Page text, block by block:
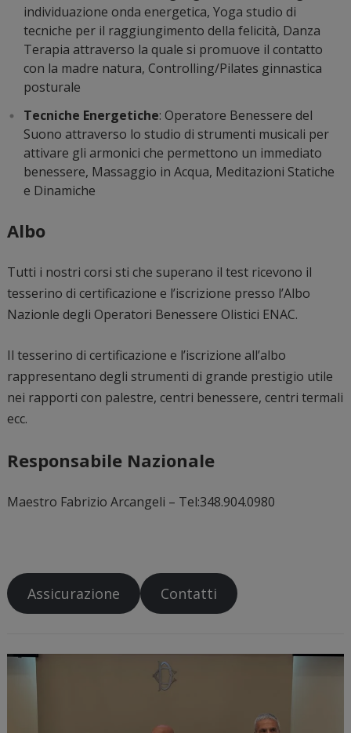
individuazione onda energetica, Yoga studio di
tecniche per il raggiungimento della felicità, Danza
Terapia attraverso la quale si promuove il contatto
con la madre natura, Controlling/Pilates ginnastica
posturale
Tecniche Energetiche: Operatore Benessere del
Suono attraverso lo studio di strumenti musicali per
attivare gli armonici che permettono un immediato
benessere, Massaggio in Acqua, Meditazioni Statiche
e Dinamiche
Albo
Tutti i nostri corsi sti che superano il test ricevono il
tesserino di certificazione e l’iscrizione presso l’Albo
Nazionle degli Operatori Benessere Olistici ENAC.
Il tesserino di certificazione e l’iscrizione all’albo
rappresentano degli strumenti di grande prestigio utile
nei rapporti con palestre, centri benessere, centri termali
ecc.
Responsabile Nazionale
Maestro Fabrizio Arcangeli – Tel:348.904.0980
Assicurazione Contatti